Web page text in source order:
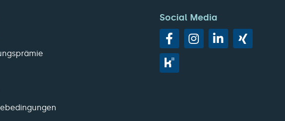
Social Media